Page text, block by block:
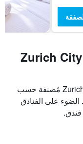
الفنادق الواقعة في منطقة Zurich City Centre مُصنفة حسب
الضوء على الفنادق